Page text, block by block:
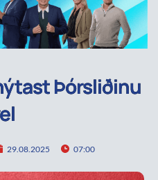
Þórsliðinu
29.08.2025 07:00